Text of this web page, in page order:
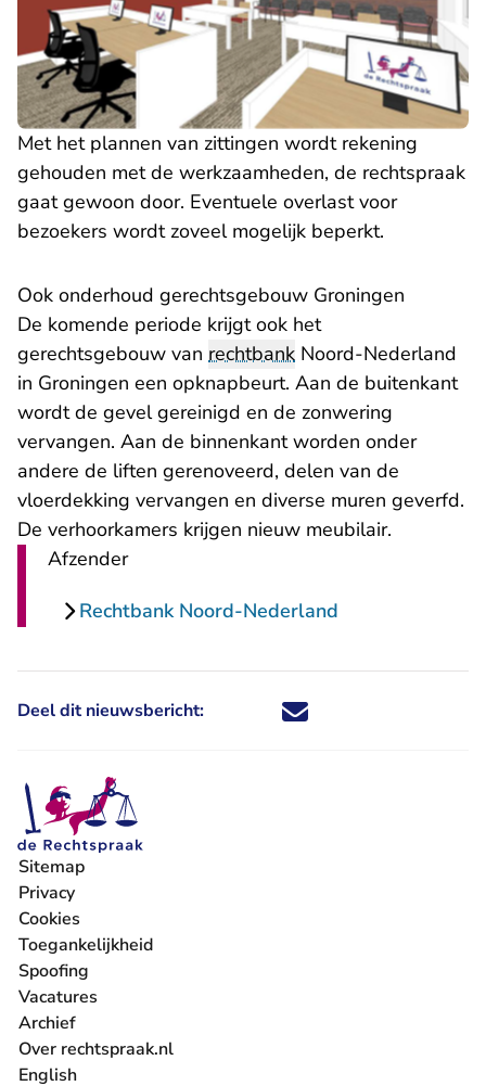
Met het plannen van zittingen wordt rekening
gehouden met de werkzaamheden, de rechtspraak
gaat gewoon door. Eventuele overlast voor
bezoekers wordt zoveel mogelijk beperkt.
Ook onderhoud gerechtsgebouw Groningen
De komende periode krijgt ook het
gerechtsgebouw van rechtbank Noord-Nederland
in Groningen een opknapbeurt. Aan de buitenkant
wordt de gevel gereinigd en de zonwering
vervangen. Aan de binnenkant worden onder
andere de liften gerenoveerd, delen van de
vloerdekking vervangen en diverse muren geverfd.
De verhoorkamers krijgen nieuw meubilair.
Afzender
Rechtbank Noord-Nederland
Deel dit nieuwsbericht: Deel dit nieuwsbericht via X -
Deel dit nieuwsbericht via
Deel dit nieuwsbericht
Deel dit
Sitemap
Privacy
Cookies
Toegankelijkheid
Spoofing
Vacatures
- U verlaat Rechtspraak.nl
Archief
Over rechtspraak.nl
English